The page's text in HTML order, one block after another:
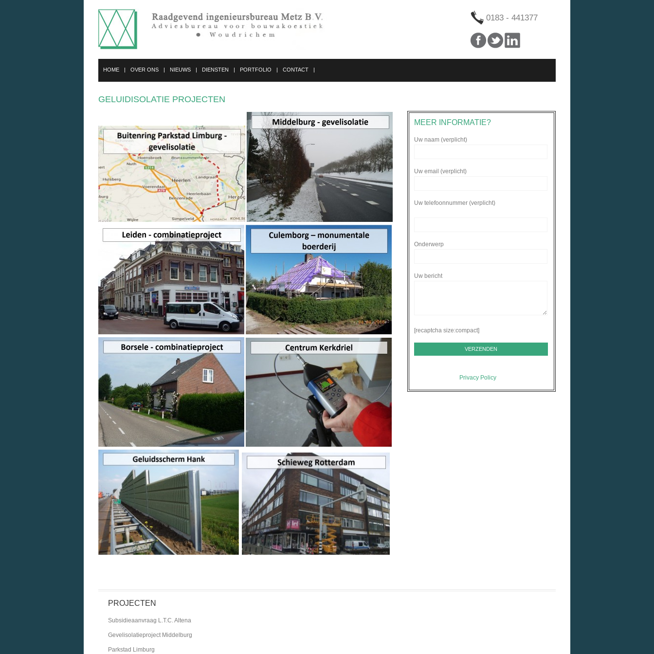
0183 - 441377
HOME OVER ONS NIEUWS DIENSTEN PORTFOLIO CONTACT
GELUIDISOLATIE PROJECTEN
MEER INFORMATIE?
Uw naam (verplicht)
Uw email (verplicht)
Uw telefoonnummer (verplicht)
Onderwerp
Uw bericht
[recaptcha size:compact]
Privacy Policy
PROJECTEN
Subsidieaanvraag L.T.C. Altena
Gevelisolatieproject Middelburg
Parkstad Limburg